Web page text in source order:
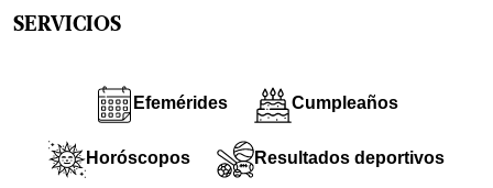
SERVICIOS
Efemérides Cumpleaños
Horóscopos Resultados deportivos